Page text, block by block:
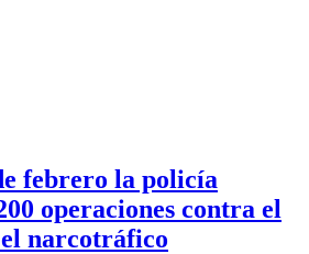
febrero la policía
operaciones contra el
narcotráfico